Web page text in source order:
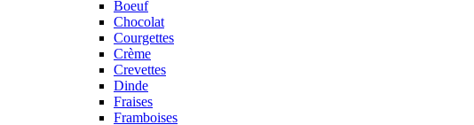
Boeuf
Chocolat
Courgettes
Crème
Crevettes
Dinde
Fraises
Framboises